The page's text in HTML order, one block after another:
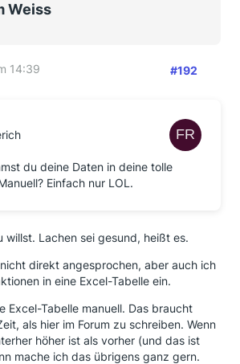
Weiss
14:39 #192
du deine Daten in deine tolle
Einfach nur LOL.
willst. Lachen sei gesund, heißt es.
direkt angesprochen, aber auch ich
in eine Excel-Tabelle ein.
Excel-Tabelle manuell. Das braucht
als hier im Forum zu schreiben. Wenn
höher ist als vorher (und das ist
mache ich das übrigens ganz gern.